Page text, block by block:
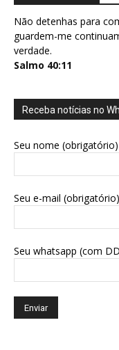
Não detenhas para
guardem-me
verdade.
Salmo 40:11
Receba notícias no
Seu nome (obrigatório)
Seu e-mail (obrigatório)
Seu whatsapp (com